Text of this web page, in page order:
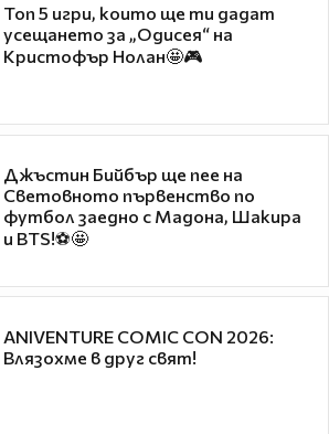
Топ 5 игри, които ще ти дадат
усещането за „Одисея“ на
Кристофър Нолан🤩🎮
Джъстин Бийбър ще пее на
Световното първенство по
футбол заедно с Мадона, Шакира
и BTS!⚽🤩
ANIVENTURE COMIC CON 2026:
Влязохме в друг свят!